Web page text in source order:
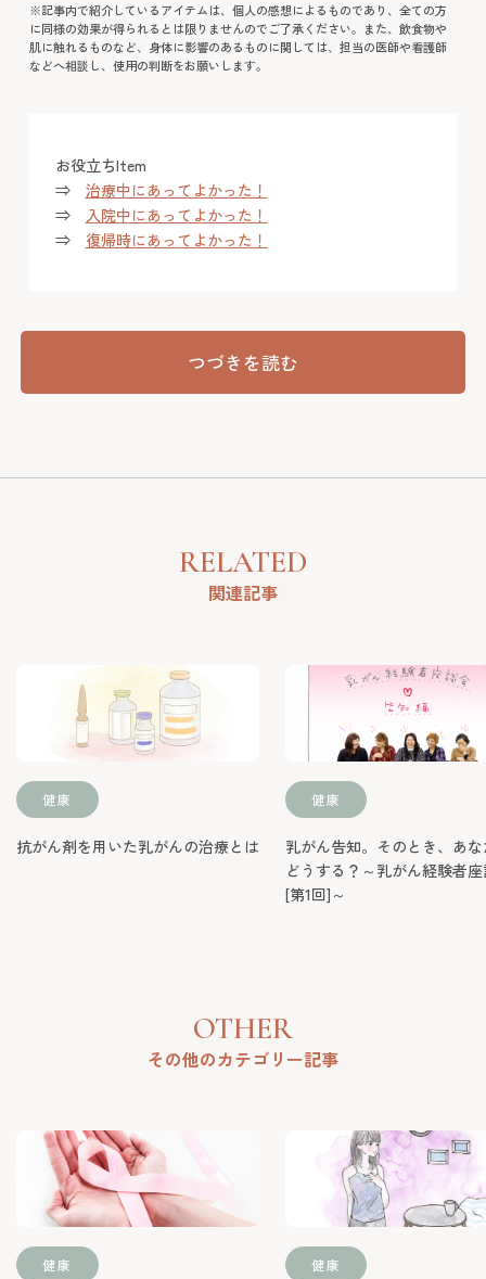
※記事内で紹介しているアイテムは、個人の感想によるものであり、全ての方
に同様の効果が得られるとは限りませんのでご了承ください。また、飲食物や
肌に触れるものなど、身体に影響のあるものに関しては、担当の医師や看護師
などへ相談し、使用の判断をお願いします。
お役立ちItem
⇒ 治療中にあってよかった！
⇒
入院中にあってよかった！
⇒ 復帰時にあってよかった！
つづきを読む
RELATED
関連記事
OTHER
その他のカテゴリー記事